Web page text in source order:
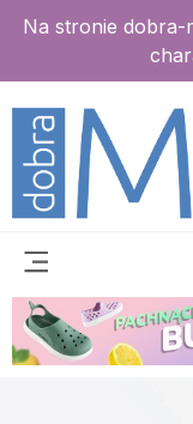
Na stronie dobra-